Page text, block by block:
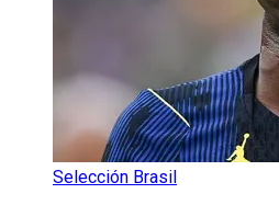
Selección Brasil